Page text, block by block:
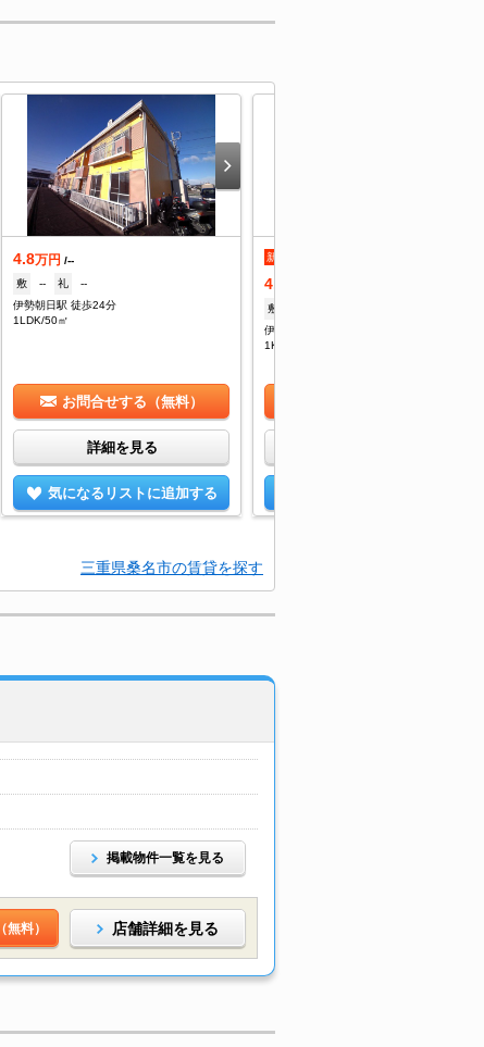
4.8万円 /--
敷
-- 礼
--
伊勢朝日駅 徒歩24分
1LDK/50㎡
お問合せする（無料）
詳細を見る
気になるリストに追加する
新着
4.9
敷
伊勢朝日駅 徒歩25分
1K/30㎡
三重県桑名市の賃貸を探す
掲載物件一覧を見る
無料） 店舗詳細を見る